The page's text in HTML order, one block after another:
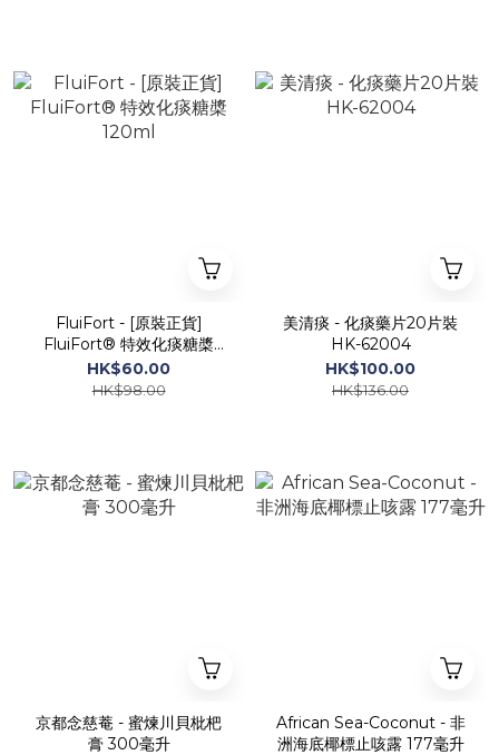
FluiFort - [原裝正貨]
FluiFort® 特效化痰糖槳
120ml
HK$60.00
HK$98.00
美清痰 - 化痰藥片20片裝
HK-62004
HK$100.00
HK$136.00
京都念慈菴 - 蜜煉川貝枇杷
膏 300毫升
African Sea-Coconut - 非
洲海底椰標止咳露 177毫升